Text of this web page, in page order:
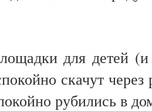
для детей
скачут
рубились в